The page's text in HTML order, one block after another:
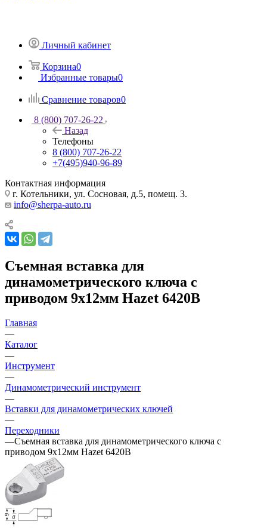
Личный кабинет
Корзина0
Избранные товары0
Сравнение товаров0
8 (800) 707-26-22
Назад
Телефоны
8 (800) 707-26-22
+7(495)940-96-89
Контактная информация
г. Котельники, ул. Сосновая, д.5, помещ. 3.
info@sherpa-auto.ru
Съемная вставка для
динамометрического ключа с
приводом 9х12мм Hazet 6420B
Главная
—
Каталог
—
Инструмент
—
Динамометрический инструмент
—
Вставки для динамометрических ключей
—
Переходники
—Съемная вставка для динамометрического ключа с
приводом 9х12мм Hazet 6420B